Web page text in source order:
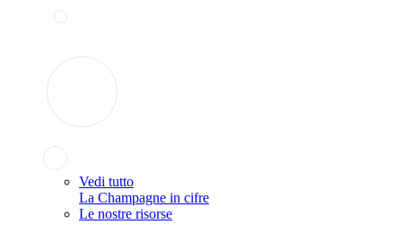
Vedi tutto
La Champagne in cifre
Le nostre risorse